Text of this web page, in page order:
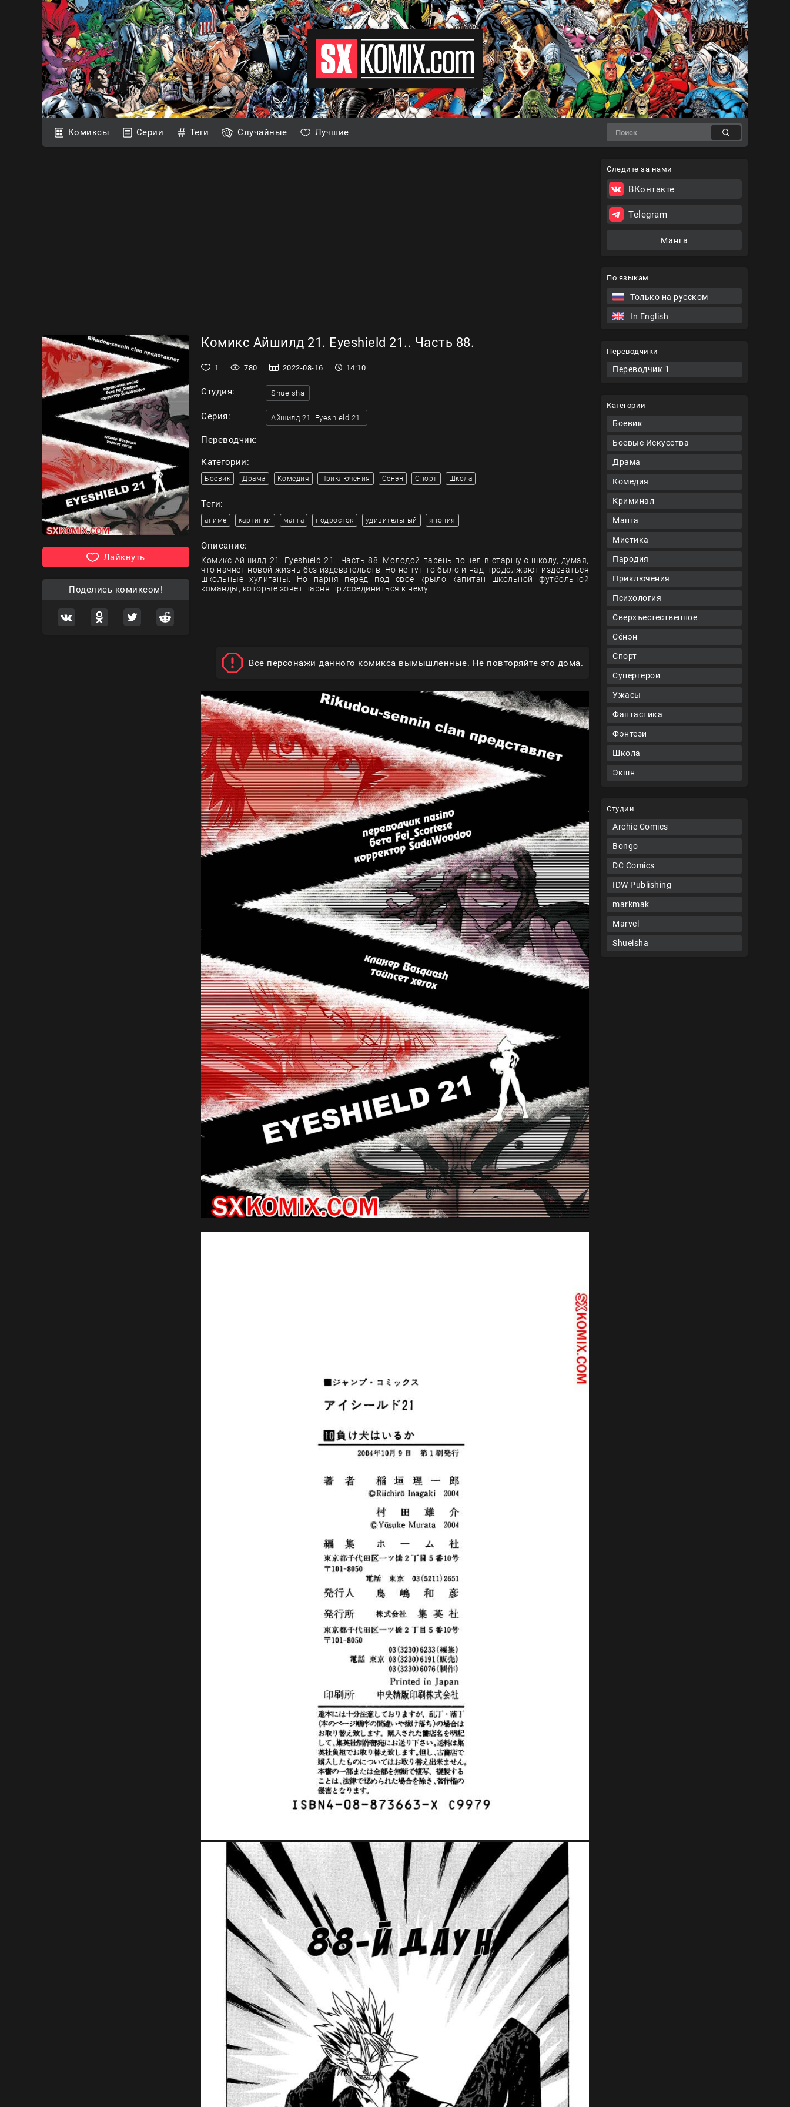
Комиксы Серии Теги Случайные Лучшие
По языкам
Только на русском
In English
Переводчики
Переводчик 1
Категории
Боевик
Боевые Искусства
Драма
Комедия
Криминал
Манга
Мистика
Пародия
Приключения
Психология
Сверхъестественное
Сёнэн
Спорт
Супергерои
Ужасы
Фантастика
Фэнтези
Школа
Экшн
Студии
Archie Comics
Bongo
DC Comics
IDW Publishing
markmak
Marvel
Shueisha
Лайкнуть
Поделись комиксом!
Комикс Айшилд 21. Eyeshield 21.. Часть 88.
1 780 2022-08-16 14:10
Студия: Shueisha
Серия: Айшилд 21. Eyeshield 21.
Переводчик:
Категории:
Боевик Драма Комедия Приключения Сёнэн Спорт Школа
Теги:
аниме картинки манга подросток удивительный япония
Описание:
Комикс Айшилд 21. Eyeshield 21.. Часть 88. Молодой парень пошел в старшую школу, думая,
что начнет новой жизнь без издевательств. Но не тут то было и над продолжают издеваться
школьные хулиганы. Но парня перед под свое крыло капитан школьной футбольной
команды, которые зовет парня присоединиться к нему.
Все персонажи данного комикса вымышленные. Не повторяйте это дома.
Следите за нами
ВКонтакте
Telegram
Манга